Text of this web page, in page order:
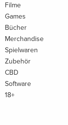
Filme
Games
Bücher
Merchandise
Spielwaren
Zubehör
CBD
Software
18+